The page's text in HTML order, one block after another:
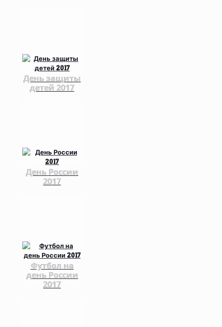
День защиты
детей 2017
День России
2017
Футбол на
день России
2017